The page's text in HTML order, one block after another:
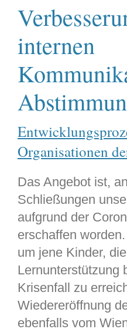
internen
Organisationen
Das Angebot ist,
Schließungen
aufgrund der
erschaffen
um jene Kinder,
Lernunterstützung
Krisenfall zu
Wiedereröffnung
ebenfalls vom